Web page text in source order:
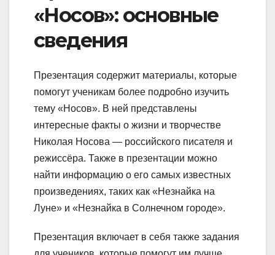
«Носов»: основные
сведения
Презентация содержит материалы, которые
помогут ученикам более подробно изучить
тему «Носов». В ней представлены
интересные факты о жизни и творчестве
Николая Носова — российского писателя и
режиссёра. Также в презентации можно
найти информацию о его самых известных
произведениях, таких как «Незнайка на
Луне» и «Незнайка в Солнечном городе».
Презентация включает в себя также задания